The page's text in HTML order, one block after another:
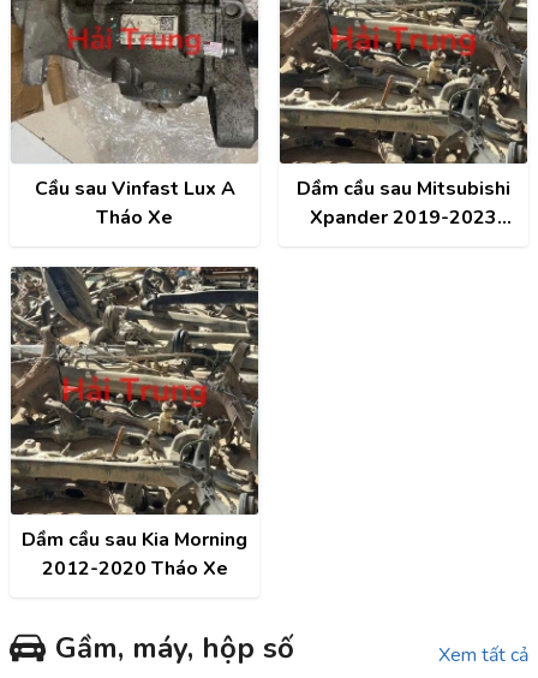
Cầu sau Vinfast Lux A
Tháo Xe
Dầm cầu sau Mitsubishi
Xpander 2019-2023
Dầm cầu sau Kia Morning
2012-2020 Tháo Xe
Gầm, máy, hộp số Xem tất cả